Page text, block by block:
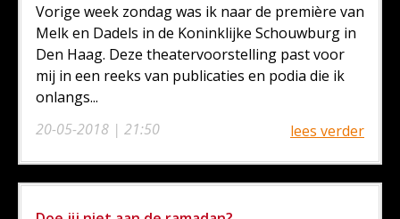
20-05-2018 | 21:50
Vorige week zondag was ik naar de première van
Melk en Dadels in de Koninklijke Schouwburg in
Den Haag. Deze theatervoorstelling past voor
mij in een reeks van publicaties en podia die ik
onlangs...
lees verder